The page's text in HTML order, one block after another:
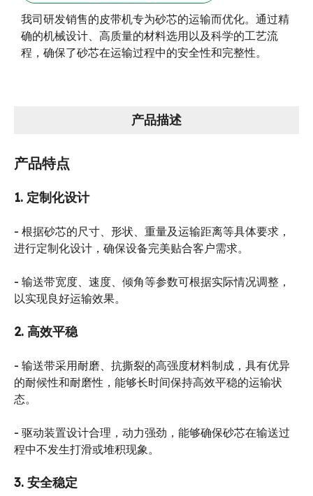
我司研发销售的皮带机专为砂芯的运输而优化。通过精
确的机械设计、高质量的材料选用以及科学的工艺流
程，确保了砂芯在运输过程中的安全性和完整性。
产品描述
产品特点
1. 定制化设计
- 根据砂芯的尺寸、形状、重量及运输距离等具体要求，
进行定制化设计，确保设备完美贴合客户需求。
- 输送带宽度、速度、倾角等参数可根据实际情况调整，
以实现良好运输效果。
2. 高效平稳
- 输送带采用耐磨、抗撕裂的高强度材料制成，具有优异
的耐候性和耐磨性，能够长时间保持高效平稳的运输状
态。
- 驱动装置设计合理，动力强劲，能够确保砂芯在输送过
程中不发生打滑或堆积现象。
3. 安全稳定